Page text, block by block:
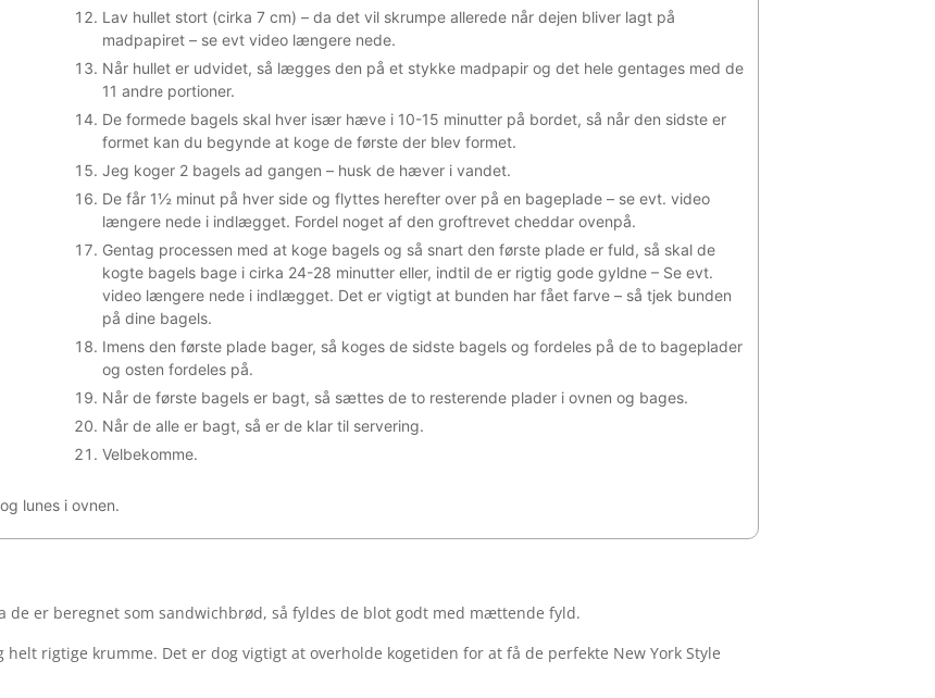
Lav hullet stort (cirka 7 cm) – da det vil skrumpe allerede når dejen bliver lagt på
madpapiret – se evt video længere nede.
Når hullet er udvidet, så lægges den på et stykke madpapir og det hele gentages med de
11 andre portioner.
De formede bagels skal hver især hæve i 10-15 minutter på bordet, så når den sidste er
formet kan du begynde at koge de første der blev formet.
Jeg koger 2 bagels ad gangen – husk de hæver i vandet.
De får 1½ minut på hver side og flyttes herefter over på en bageplade – se evt. video
længere nede i indlægget. Fordel noget af den groftrevet cheddar ovenpå.
Gentag processen med at koge bagels og så snart den første plade er fuld, så skal de
kogte bagels bage i cirka 24-28 minutter eller, indtil de er rigtig gode gyldne – Se evt.
video længere nede i indlægget. Det er vigtigt at bunden har fået farve – så tjek bunden
på dine bagels.
Imens den første plade bager, så koges de sidste bagels og fordeles på de to bageplader
og osten fordeles på.
Når de første bagels er bagt, så sættes de to resterende plader i ovnen og bages.
Når de alle er bagt, så er de klar til servering.
Velbekomme.
lunes i ovnen.
de er beregnet som sandwichbrød, så fyldes de blot godt med mættende fyld.
helt rigtige krumme. Det er dog vigtigt at overholde kogetiden for at få de perfekte New York Style